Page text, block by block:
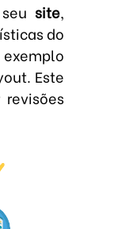
seusite,
do
Este